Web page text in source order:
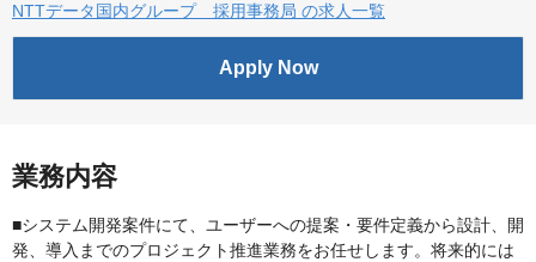
NTTデータ国内グループ 採用事務局 の求人一覧
Apply Now
業務内容
■システム開発案件にて、ユーザーへの提案・要件定義から設計、開
発、導入までのプロジェクト推進業務をお任せします。将来的には